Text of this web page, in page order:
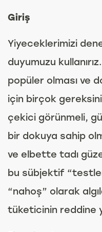
Giriş
Yiyeceklerimizi
duyumuzu
popüler olması ve
için birçok
çekici görünmeli,
bir dokuya sahip
ve elbette tadı
bu sübjektif
“nahoş” olarak
tüketicinin reddine